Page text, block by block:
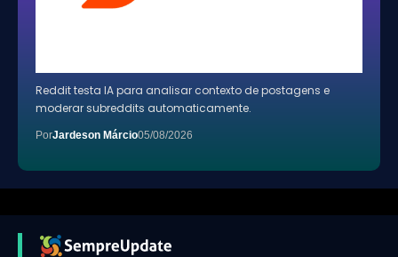
Reddit testa IA para analisar contexto de postagens e
moderar subreddits automaticamente.
PorJardeson Márcio05/08/2026